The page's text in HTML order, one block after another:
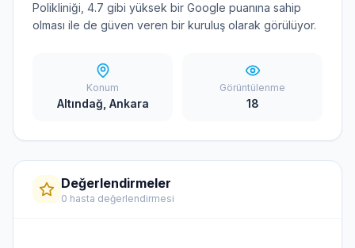
Polikliniği, 4.7 gibi yüksek bir Google puanına sahip
olması ile de güven veren bir kuruluş olarak görülüyor.
Konum
Altındağ, Ankara
Görüntülenme
18
Değerlendirmeler
0 hasta değerlendirmesi